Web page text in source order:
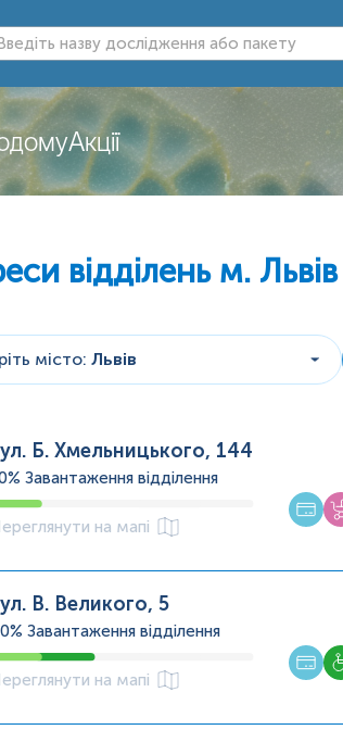
Акції
відділень м. Львів
місто: Львів
Б. Хмельницького, 144
Завантаження відділення
на мапі
В. Великого, 5
Завантаження відділення
на мапі